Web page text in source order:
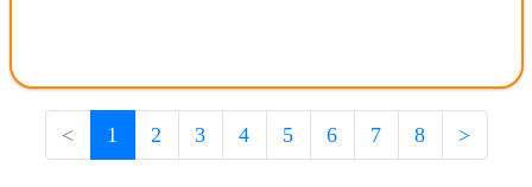
< 1 2 3 4 5 6 7 8 >